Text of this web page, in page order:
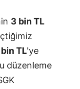
3 bin TL
TL'ye
düzenleme